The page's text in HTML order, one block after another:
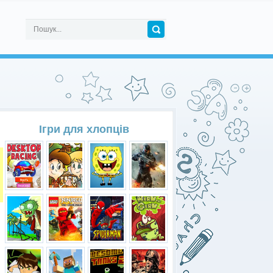
Ігри для хлопців